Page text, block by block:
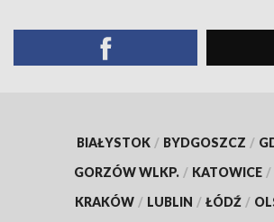
BIAŁYSTOK / BYDGOSZCZ /
GORZÓW WLKP. / KATOWICE /
KRAKÓW / LUBLIN / ŁÓDŹ /